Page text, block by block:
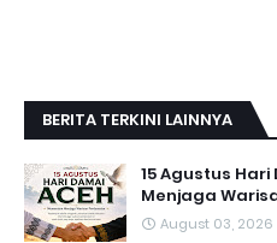
BERITA TERKINI LAINNYA
15 Agustus
Menjaga
August 03, 2026